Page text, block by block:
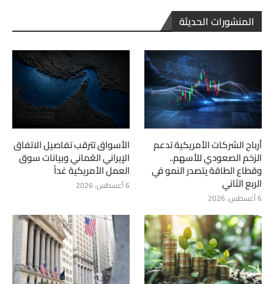
المنشورات الحديثة
أرباح الشركات الأمريكية تدعم
الزخم الصعودي للأسهم..
وقطاع الطاقة يتصدر النمو في
الربع الثاني
6 أغسطس، 2026
الأسواق تترقب تفاصيل الاتفاق
الإيراني العُماني وبيانات سوق
العمل الأمريكية غداً
6 أغسطس، 2026